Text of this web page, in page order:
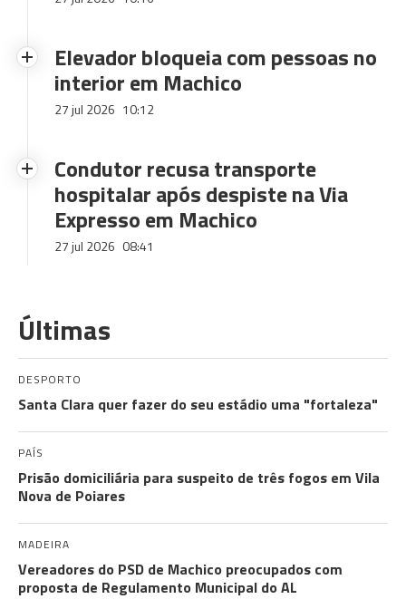
Elevador bloqueia com pessoas no
interior em Machico
27 jul 2026 10:12
Condutor recusa transporte
hospitalar após despiste na Via
Expresso em Machico
27 jul 2026 08:41
Últimas
DESPORTO
Santa Clara quer fazer do seu estádio uma "fortaleza"
PAÍS
Prisão domiciliária para suspeito de três fogos em Vila
Nova de Poiares
MADEIRA
Vereadores do PSD de Machico preocupados com
proposta de Regulamento Municipal do AL